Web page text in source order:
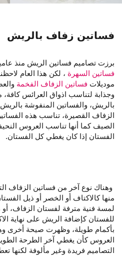
فساتين زفاف بالريش
برزت تصاميم فساتين الريش منذ
فساتين السهرة ، لكن هذا العام
موديلات فساتين الزفاف الفخمة
وجذابة لتناسب اذواق العرائس
بالريش، والفساتين المنفوشة
الزفاف القصيرة، تناسب هذه
الصيف كما أنها تناسب العروس
الفستان إذا كان يغطي كل الفستان.
وهناك نوع آخر من فساتين الزفاف
منها كالاكتاف أو الخصر أو ذيل
لمسة فنية مترفة لفستان الزفاف،
للفستان كإضافة الريش على نهاية
بأكمام طويلة، وظهرت صيحة أخرى
العروس كأن يغطي آخر الطرحة
التصاميم فريدة وغير مألوفة لكنها